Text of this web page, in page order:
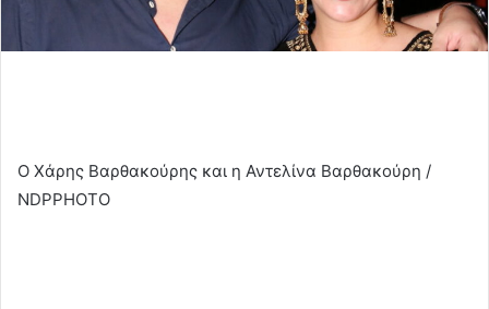
Ο Χάρης Βαρθακούρης και η Αντελίνα Βαρθακούρη /
NDPPHOTO